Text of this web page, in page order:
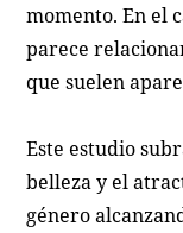
momento. En el
parece
que suelen
Este estudio
belleza y el
género